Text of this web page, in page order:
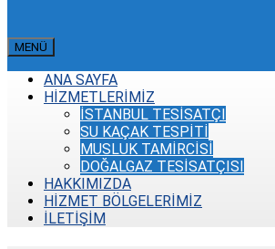
MENÜ
ANA SAYFA
HİZMETLERİMİZ
İSTANBUL TESİSATÇI
SU KAÇAK TESPİTİ
MUSLUK TAMİRCİSİ
DOĞALGAZ TESİSATÇISI
HAKKIMIZDA
HİZMET BÖLGELERİMİZ
İLETİŞİM